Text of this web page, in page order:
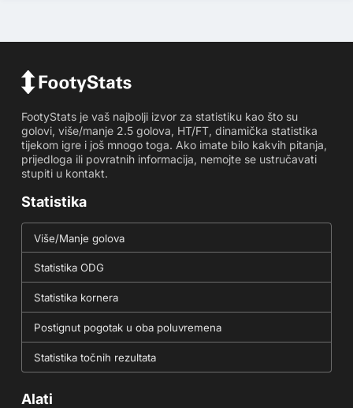
FootyStats je vaš najbolji izvor za statistiku kao što su
golovi, više/manje 2.5 golova, HT/FT, dinamička statistika
tijekom igre i još mnogo toga. Ako imate bilo kakvih pitanja,
prijedloga ili povratnih informacija, nemojte se ustručavati
stupiti u kontakt.
Statistika
Više/Manje golova
Statistika ODG
Statistika kornera
Postignut pogotak u oba poluvremena
Statistika točnih rezultata
Alati